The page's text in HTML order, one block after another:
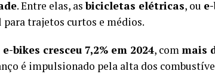
. Entre elas, asbicicletas elétricas, ou
trajetos curtos e médios.
bikes cresceu 7,2% em 2024, commais
é impulsionado pela alta dos